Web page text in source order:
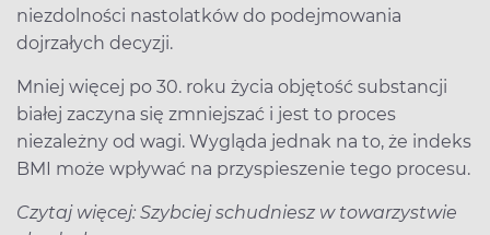
niezdolności nastolatków do podejmowania
dojrzałych decyzji.
Mniej więcej po 30. roku życia objętość substancji
białej zaczyna się zmniejszać i jest to proces
niezależny od wagi. Wygląda jednak na to, że indeks
BMI może wpływać na przyspieszenie tego procesu.
Czytaj więcej: Szybciej schudniesz w towarzystwie